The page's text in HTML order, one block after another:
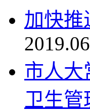
加快推
市人大
卫生